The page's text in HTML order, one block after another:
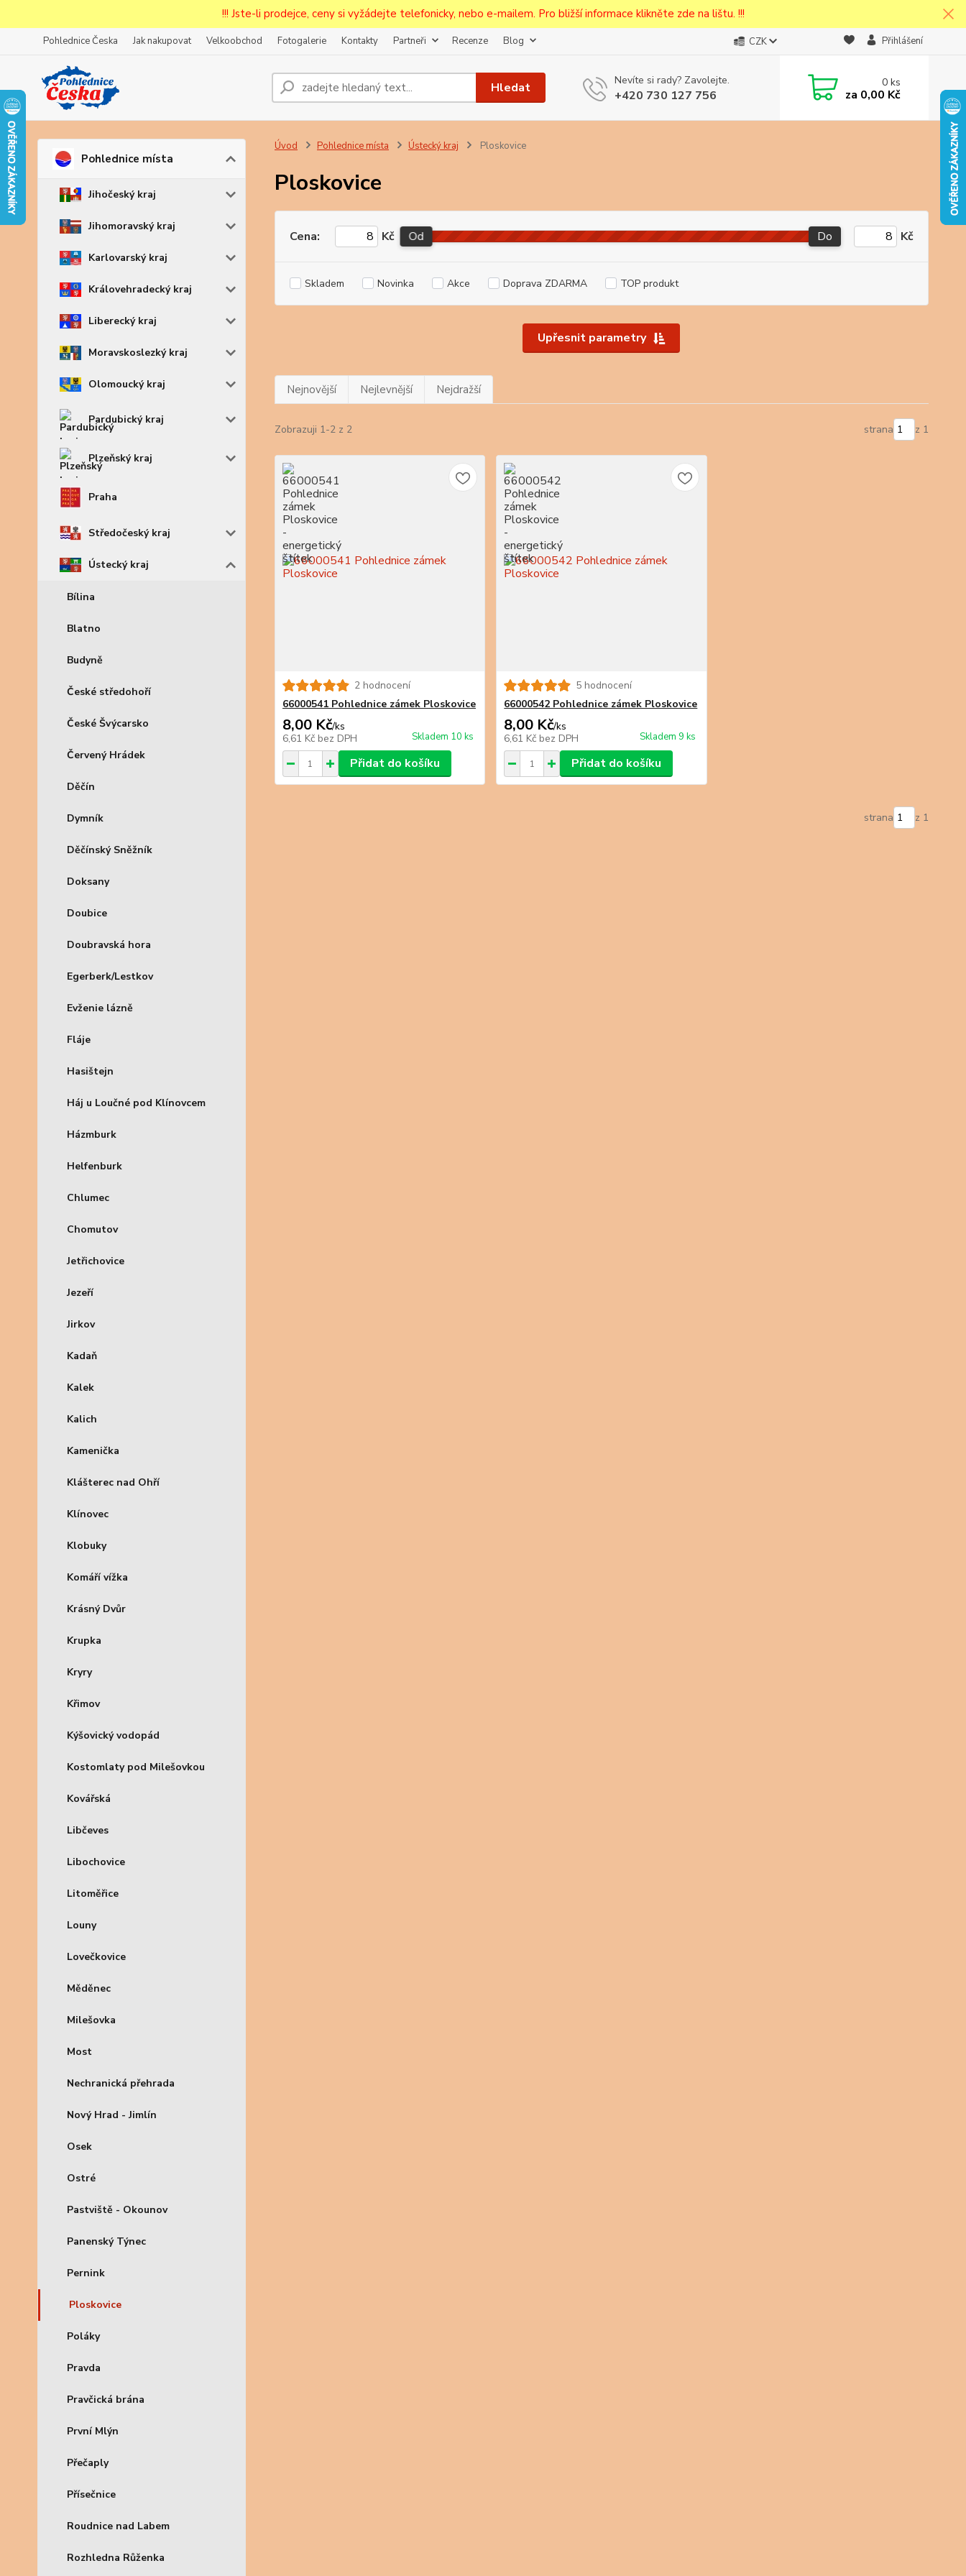
!!! Jste-li prodejce, ceny si vyžádejte telefonicky, nebo e-mailem. Pro bližší informace klikněte zde na lištu. !!!
Pohlednice Česka Jak nakupovat Velkoobchod Fotogalerie Kontakty Partneři Recenze Blog CZK Přihlášení
Hledat Nevíte si rady? Zavolejte.
+420 730 127 756
0ks
za 0,00 Kč
Pohlednice místa
Jihočeský kraj
Jihomoravský kraj
Karlovarský kraj
Královehradecký kraj
Liberecký kraj
Moravskoslezký kraj
Olomoucký kraj
Pardubický kraj
Plzeňský kraj
Praha
Středočeský kraj
Ústecký kraj
Bílina
Blatno
Budyně
České středohoří
České Švýcarsko
Červený Hrádek
Děčín
Dymník
Děčínský Sněžník
Doksany
Doubice
Doubravská hora
Egerberk/Lestkov
Evženie lázně
Fláje
Hasištejn
Háj u Loučné pod Klínovcem
Házmburk
Helfenburk
Chlumec
Chomutov
Jetřichovice
Jezeří
Jirkov
Kadaň
Kalek
Kalich
Kamenička
Klášterec nad Ohří
Klínovec
Klobuky
Komáří vížka
Krásný Dvůr
Krupka
Kryry
Křimov
Kýšovický vodopád
Kostomlaty pod Milešovkou
Kovářská
Libčeves
Libochovice
Litoměřice
Louny
Lovečkovice
Měděnec
Milešovka
Most
Nechranická přehrada
Nový Hrad - Jimlín
Osek
Ostré
Pastviště - Okounov
Panenský Týnec
Pernink
Ploskovice
Poláky
Pravda
Pravčická brána
První Mlýn
Přečaply
Přísečnice
Roudnice nad Labem
Rozhledna Růženka
Úvod Pohlednice místa Ústecký kraj Ploskovice
Ploskovice
Upřesnit parametry
Cena: Kč Od Do Kč
Skladem Novinka Akce Doprava ZDARMA TOP produkt
Nejnovější Nejlevnější Nejdražší
Zobrazuji 1-2 z 2 strana z 1
2 hodnocení
66000541 Pohlednice zámek Ploskovice
8,00 Kč/ks
6,61 Kč bez DPH Skladem 10 ks
Přidat do košíku
5 hodnocení
66000542 Pohlednice zámek Ploskovice
8,00 Kč/ks
6,61 Kč bez DPH Skladem 9 ks
Přidat do košíku
strana z 1
Prodejcům bude po zaregistrování nastavena sleva, případně upravena cena v
první objednávce.
Souhlasím se zpracováním osobních údajůpro účely registrace.
Zavřít